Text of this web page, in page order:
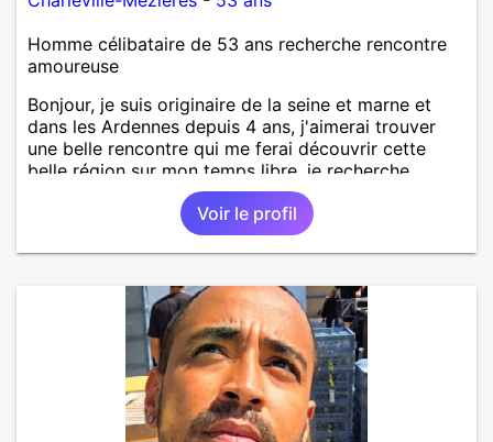
Homme célibataire de 53 ans recherche rencontre
amoureuse
Bonjour, je suis originaire de la seine et marne et
dans les Ardennes depuis 4 ans, j'aimerai trouver
une belle rencontre qui me ferai découvrir cette
belle région sur mon temps libre, je recherche
quelqu'un de simple et sincère, une bonne
complicité et de la bonne humeur me ravirait.. alors
si l'envie de me découvrir vous en dit, je vous dis à
bientôt.
Voir le profil